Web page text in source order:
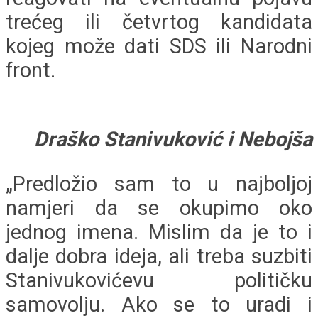
trećeg ili četvrtog kandidata
kojeg može dati SDS ili Narodni
front.
Draško Stanivuković i
„Predložio sam to u najboljoj
namjeri da se okupimo oko
jednog imena. Mislim da je to i
dalje dobra ideja, ali treba suzbiti
Stanivukovićevu političku
samovolju. Ako se to uradi i